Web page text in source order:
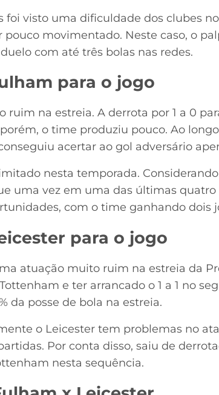
foi visto uma dificuldade dos clubes
movimentado. Neste caso, o
com até três bolas nas redes.
para o jogo
ruim na estreia. A derrota por 1 a 0
o time produziu pouco. Ao
acertar ao gol adversário
nesta temporada.
uma vez em uma das últimas quatro
com o time ganhando dois
para o jogo
atuação muito ruim na estreia da
e ter arrancado o 1 a 1 no
da posse de bola na estreia.
o Leicester tem problemas no
Por conta disso, saiu de
nesta sequência.